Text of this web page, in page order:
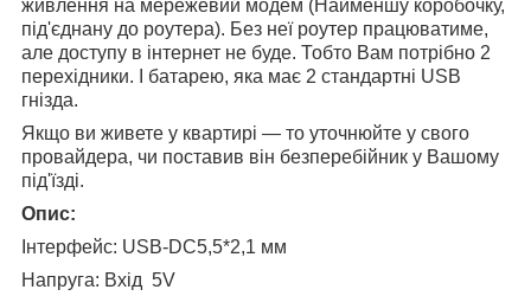
живлення на мережевий модем (Найменшу коробочку,
під'єднану до роутера). Без неї роутер працюватиме,
але доступу в інтернет не буде. Тобто Вам потрібно 2
перехідники. І батарею, яка має 2 стандартні USB
гнізда.
Якщо ви живете у квартирі — то уточнюйте у свого
провайдера, чи поставив він безперебійник у Вашому
під'їзді.
Опис:
Інтерфейс: USB-DC5,5*2,1 мм
Напруга: Вхід 5V